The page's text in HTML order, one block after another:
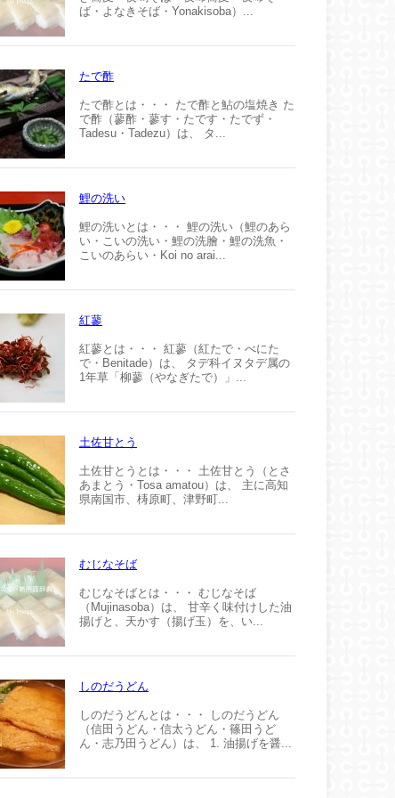
ば・よなきそば・Yonakisoba）...
たで酢
たで酢とは・・・ たで酢と鮎の塩焼き た
で酢（蓼酢・蓼す・たです・たでず・
Tadesu・Tadezu）は、 タ...
鯉の洗い
鯉の洗いとは・・・ 鯉の洗い（鯉のあら
い・こいの洗い・鯉の洗膾・鯉の洗魚・
こいのあらい・Koi no arai...
紅蓼
紅蓼とは・・・ 紅蓼（紅たで・べにた
で・Benitade）は、 タデ科イヌタデ属の
1年草「柳蓼（やなぎたで）」...
土佐甘とう
土佐甘とうとは・・・ 土佐甘とう（とさ
あまとう・Tosa amatou）は、 主に高知
県南国市、梼原町、津野町...
むじなそば
むじなそばとは・・・ むじなそば
（Mujinasoba）は、 甘辛く味付けした油
揚げと、天かす（揚げ玉）を、い...
しのだうどん
しのだうどんとは・・・ しのだうどん
（信田うどん・信太うどん・篠田うど
ん・志乃田うどん）は、 1. 油揚げを醤...